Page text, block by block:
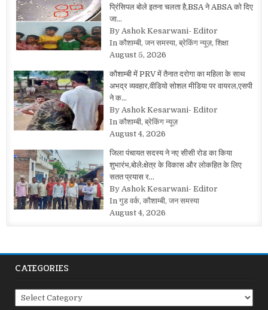
प्रिंसिपल बोले इतना चलता है,BSA ने ABSA को दिए
जा…
By Ashok Kesarwani- Editor
In कौशाम्बी, जन समस्या, ब्रेकिंग न्यूज़, शिक्षा
August 5, 2026
कौशाम्बी में PRV में तैनात दरोगा का महिला के साथ
अभद्र व्यवहार,वीडियो सोशल मीडिया पर वायरल,एसपी
ने क…
By Ashok Kesarwani- Editor
In कौशाम्बी, ब्रेकिंग न्यूज़
August 4, 2026
जिला पंचायत सदस्य ने नए सीसी रोड का किया
शुभारंभ,बोले:क्षेत्र के विकास और लोकहित के लिए
सतत प्रयास र…
By Ashok Kesarwani- Editor
In गुड वर्क, कौशाम्बी, जन समस्या
August 4, 2026
CATEGORIES
Categories